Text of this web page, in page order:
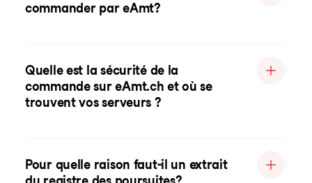
commander par eAmt?
Quelle est la sécurité de la
commande sur eAmt.ch et où se
trouvent vos serveurs ?
Pour quelle raison faut-il un extrait